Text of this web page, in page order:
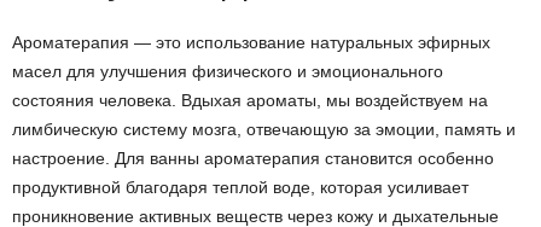
Ароматерапия — это использование натуральных эфирных
масел для улучшения физического и эмоционального
состояния человека. Вдыхая ароматы, мы воздействуем на
лимбическую систему мозга, отвечающую за эмоции, память и
настроение. Для ванны ароматерапия становится особенно
продуктивной благодаря теплой воде, которая усиливает
проникновение активных веществ через кожу и дыхательные